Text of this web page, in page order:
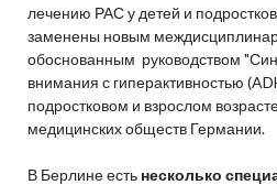
лечению РАС у детей и
заменены новым
обоснованным руководством
внимания с гиперактивностью
подростковом и взрослом
медицинских обществ Германии.
В Берлине есть несколько